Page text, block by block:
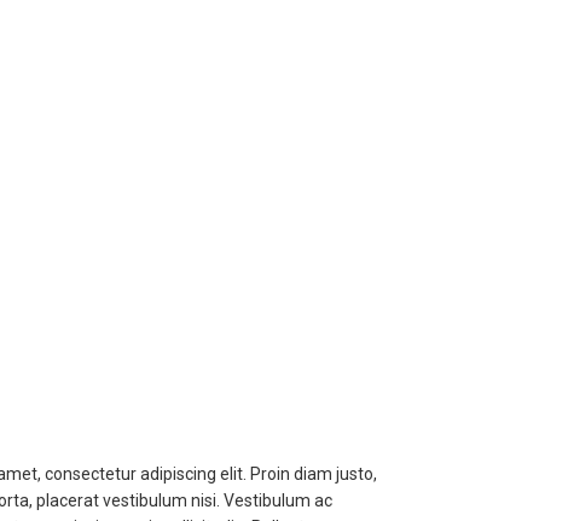
consectetur adipiscing elit. Proin diam justo,
placerat vestibulum nisi. Vestibulum ac